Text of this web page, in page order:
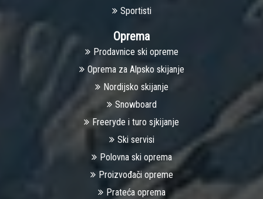
Sportisti
Oprema
Prodavnice ski opreme
Oprema za Alpsko skijanje
Nordijsko skijanje
Snowboard
Freeryde i turo sjkijanje
Ski servisi
Polovna ski oprema
Proizvođači opreme
Prateća oprema